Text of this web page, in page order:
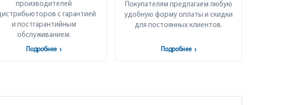
производителей
с гарантией
и постгарантийным
обслуживанием.
Подробнее ›
Покупателям предлагаем любую
удобную форму оплаты и скидки
для постоянных клиентов.
Подробнее ›